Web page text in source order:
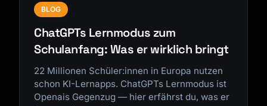
BLOG
ChatGPTs Lernmodus zum
Schulanfang: Was er wirklich bringt
22 Millionen Schüler:innen in Europa nutzen
schon KI-Lernapps. ChatGPTs Lernmodus ist
Openais Gegenzug — hier erfährst du, was er